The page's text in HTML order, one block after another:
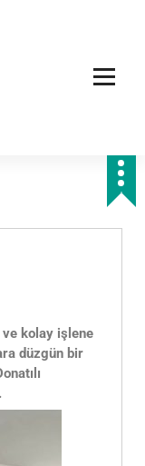
kolay işlene
düzgün bir